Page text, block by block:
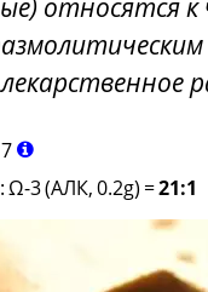
относятся к
:Ω-3 (АЛК, 0.2g) =21:1